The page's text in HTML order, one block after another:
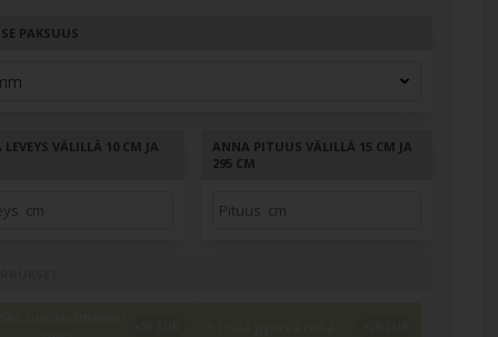
PAKSUUS
VÄLILLÄ 10 CM JA
ANNA PITUUS VÄLILLÄ 15 CM JA
295 CM